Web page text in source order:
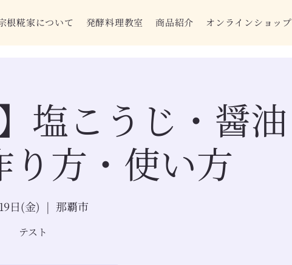
根糀家について 発酵料理教室 商品紹介 オンラインショップ
塩こうじ・醤油
り方・使い方
日(金)
  |
那覇市
テスト